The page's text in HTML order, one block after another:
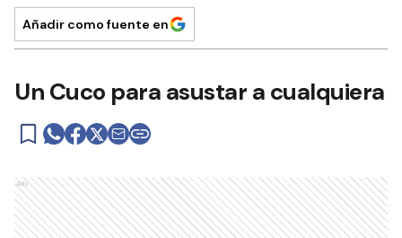
Añadir como fuente en
Un Cuco para asustar a cualquiera
Ads